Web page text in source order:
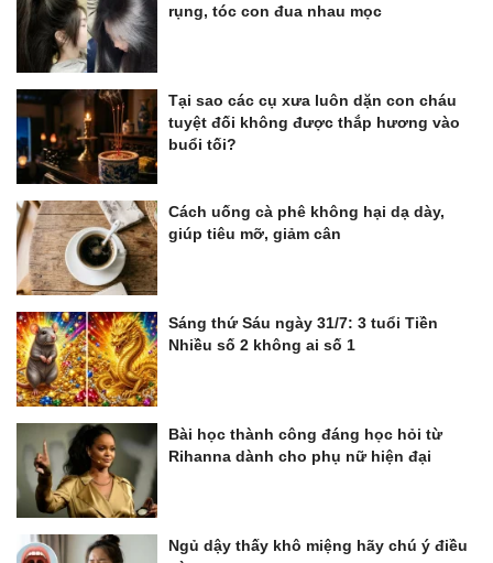
rụng, tóc con đua nhau mọc
Tại sao các cụ xưa luôn dặn con cháu
tuyệt đối không được thắp hương vào
buổi tối?
Cách uống cà phê không hại dạ dày,
giúp tiêu mỡ, giảm cân
Sáng thứ Sáu ngày 31/7: 3 tuổi Tiền
Nhiều số 2 không ai số 1
Bài học thành công đáng học hỏi từ
Rihanna dành cho phụ nữ hiện đại
Ngủ dậy thấy khô miệng hãy chú ý điều